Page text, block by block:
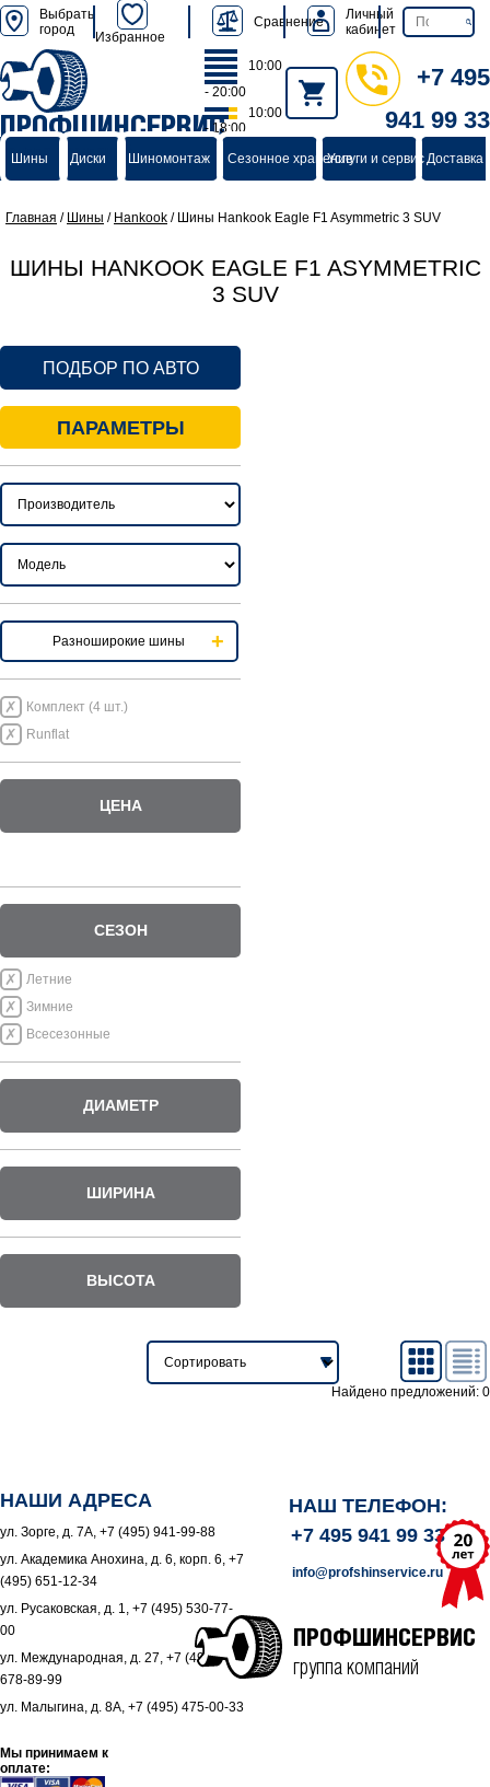
Выбрать
город
Избранное
Сравнение
Личный
кабинет
ПРОФШИНСЕРВИС
группа компаний
10:00
- 20:00
10:00
- 18:00
+7 495
941 99 33
Шины Диски Шиномонтаж Сезонное хранениеУслуги и сервисДоставка
Главная / Шины / Hankook / Шины Hankook Eagle F1 Asymmetric 3 SUV
ШИНЫ HANKOOK EAGLE F1 ASYMMETRIC
3 SUV
ПОДБОР ПО АВТО
ПАРАМЕТРЫ
Разноширокие шины
Комплект (4 шт.)
Runflat
ЦЕНА
СЕЗОН
Летние
Зимние
Всесезонные
ДИАМЕТР
ШИРИНА
ВЫСОТА
Найдено предложений: 0
НАШИ АДРЕСА
ул. Зорге, д. 7А, +7 (495) 941-99-88
ул. Академика Анохина, д. 6, корп. 6, +7
(495) 651-12-34
ул. Русаковская, д. 1, +7 (495) 530-77-
00
ул. Международная, д. 27, +7 (495)
678-89-99
ул. Малыгина, д. 8А, +7 (495) 475-00-33
Мы принимаем к
оплате:
НАШ ТЕЛЕФОН:
+7 495 941 99 33
info@profshinservice.ru
ПРОФШИНСЕРВИС
группа компаний